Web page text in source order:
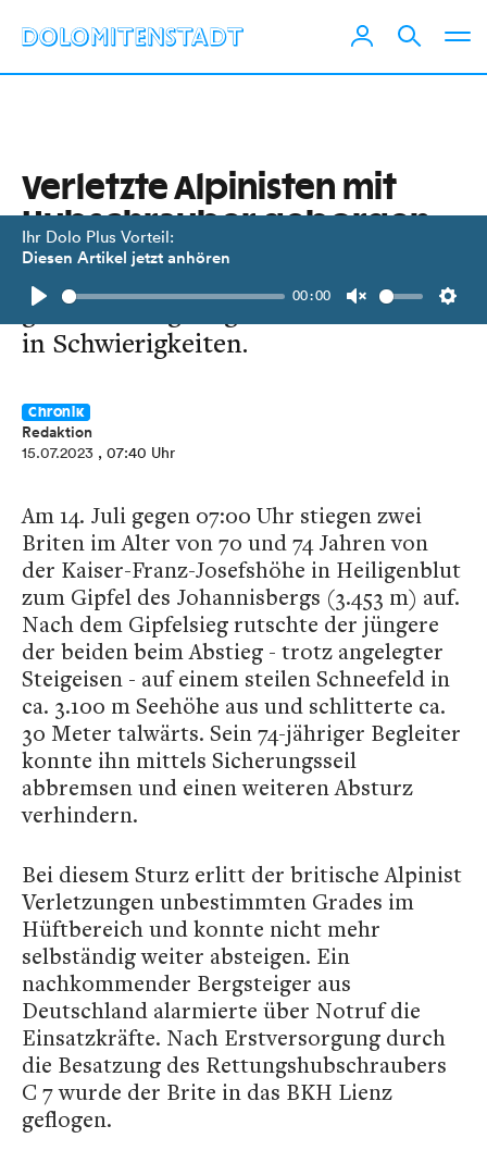
Ihr Dolo Plus Vorteil:
Diesen Artikel jetzt anhören
Play
00:00
Unmute
Verletzte Alpinisten mit
Hubschrauber geborgen
In Heiligenblut und Obervellach
gerieten Bergsteiger und Wanderer
in Schwierigkeiten.
Chronik
Redaktion
15.07.2023 , 07:40 Uhr
Am 14. Juli gegen 07:00 Uhr stiegen zwei
Briten im Alter von 70 und 74 Jahren von
der Kaiser-Franz-Josefshöhe in Heiligenblut
zum Gipfel des Johannisbergs (3.453 m) auf.
Nach dem Gipfelsieg rutschte der jüngere
der beiden beim Abstieg - trotz angelegter
Steigeisen - auf einem steilen Schneefeld in
ca. 3.100 m Seehöhe aus und schlitterte ca.
30 Meter talwärts. Sein 74-jähriger Begleiter
konnte ihn mittels Sicherungsseil
abbremsen und einen weiteren Absturz
verhindern.
Bei diesem Sturz erlitt der britische Alpinist
Verletzungen unbestimmten Grades im
Hüftbereich und konnte nicht mehr
selbständig weiter absteigen. Ein
nachkommender Bergsteiger aus
Deutschland alarmierte über Notruf die
Einsatzkräfte. Nach Erstversorgung durch
die Besatzung des Rettungshubschraubers
C 7 wurde der Brite in das BKH Lienz
geflogen.